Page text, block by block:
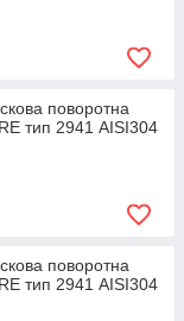
поворотна
тип 2941 AISI304
поворотна
тип 2941 AISI304